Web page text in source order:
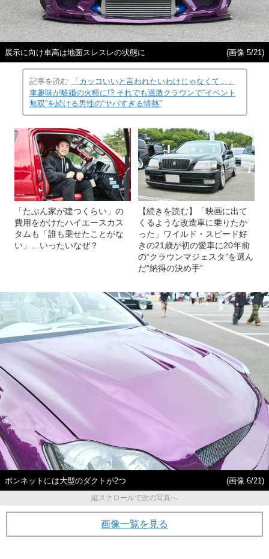
展示に向け車高は地面スレスレの状態に (画像 5/21)
記事を読む
「カッコいいと言われたいわけじゃなくて…」
車趣味が離婚の火種に!? それでも過激クラウンで“イベント
無双”を続ける男性の“ヤバすぎる情熱”
「たぶん家が建つくらい」の
費用をかけたハイエースカス
タムも「誰も乗せたことがな
い」…いったいなぜ？
【続きを読む】「映画に出て
くるような改造車に乗りたか
った」ワイルド・スピード好
きの21歳が初の愛車に20年前
の“クラウンマジェスタ”を選ん
だ“納得の決め手”
ボンネットには大型のダクトが2つ
(画像 6/21)
縦スクロールで次の写真へ
画像一覧を見る